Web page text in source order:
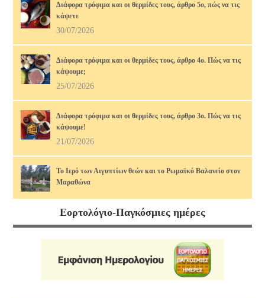
Διάφορα τρόφιμα και οι θερμίδες τους, άρθρο 5ο, πώς να τις
κάψετε
30/07/2026
Διάφορα τρόφιμα και οι θερμίδες τους, άρθρο 4ο. Πώς να τις
κάψουμε;
25/07/2026
Διάφορα τρόφιμα και οι θερμίδες τους, άρθρο 3ο. Πώς να τις
κάψουμε!
21/07/2026
Το Ιερό των Αιγυπτίων θεών και το Ρωμαϊκό Βαλανείο στον
Μαραθώνα
17/07/2026
Διάφορα τρόφιμα και οι θερμίδες τους, άρθρο 2ο. Πώς να τις
κάψουμε!
Μαρία Κάλλας, η αιώνια: οι ωραιότερες άριες
Εορτολόγιο-Παγκόσμιες ημέρες